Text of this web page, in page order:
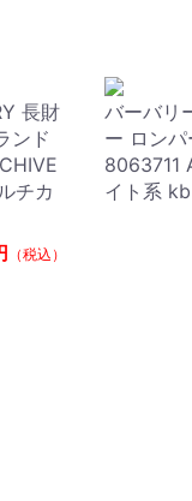
長財
ンド
チカ
（税込）
バーバリ
ー ロン
8063711
イト系